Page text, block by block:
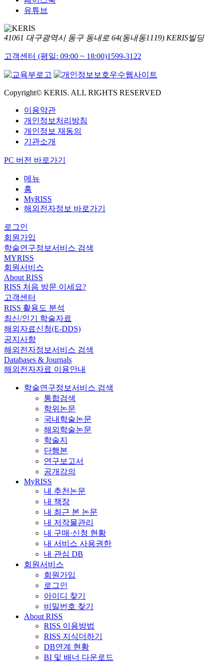
유튜브
41061 대구광역시 동구 동내로 64(동내동1119) KERIS빌딩
고객센터 (평일: 09:00 ~ 18:00)1599-3122
Copyright© KERIS. ALL RIGHTS RESERVED
이용약관
개인정보처리방침
개인정보 재동의
기관소개
PC 버전 바로가기
메뉴
홈
MyRISS
해외전자정보 바로가기
로그인
회원가입
학술연구정보서비스 검색
MYRISS
회원서비스
About RISS
RISS 처음 방문 이세요?
고객센터
RISS 활용도 분석
최신/인기 학술자료
해외자료신청(E-DDS)
공지사항
해외전자정보서비스 검색
Databases & Journals
해외전자자료 이용안내
학술연구정보서비스 검색
통합검색
학위논문
국내학술논문
해외학술논문
학술지
단행본
연구보고서
공개강의
MyRISS
내 추천논문
내 책장
내 최근 본 논문
내 저작물관리
내 구매·신청 현황
내 서비스 사용권한
내 관심 DB
회원서비스
회원가입
로그인
아이디 찾기
비밀번호 찾기
About RISS
RISS 이용방법
RISS 지식더하기
DB연계 현황
BI 및 배너 다운로드